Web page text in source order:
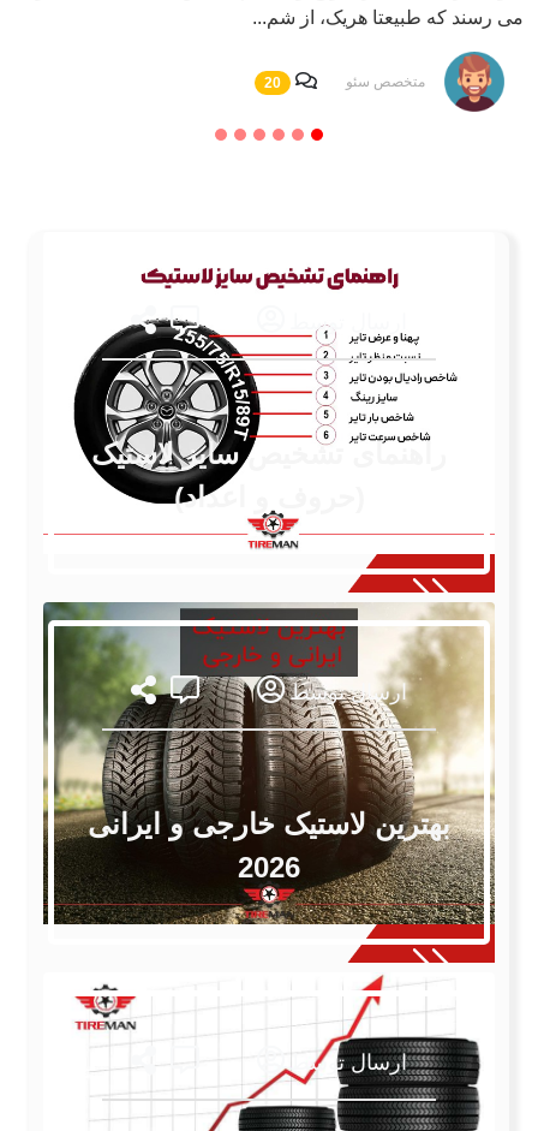
می رسند که طبیعتا هریک، از شم...
متخصص سئو
ارسال توسط
راهنمای تشخیص سایز لاستیک
(حروف و اعداد)
ارسال توسط
بهترین لاستیک خارجی و ایرانی
2026
ارسال توسط